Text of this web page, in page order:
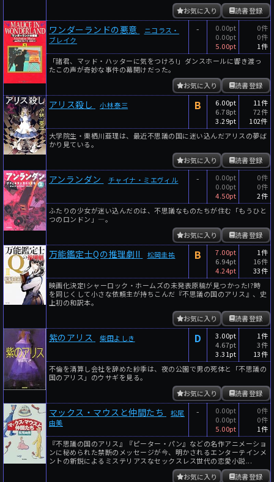
読書登録
お気に入り
ワンダーランドの悪意
ニコラス・
ブレイク
-
0.00pt
0.00pt
5.00pt
0件
0件
1件
「諸君、マッド・ハッターに気をつけろ!」ダンスホールに響き渡っ
たこの声が奇妙な事件の幕開けだった。
読書登録
お気に入り
アリス殺し 小林泰三 B
6.00pt
6.78pt
3.29pt
11件
72件
102件
大学院生・栗栖川亜理は、最近不思議の国に迷い込んだアリスの夢ば
かり見ている。
読書登録
お気に入り
アンランダン チャイナ・ミエヴィル -
0.00pt
0.00pt
4.50pt
0件
0件
2件
ふたりの少女が迷い込んだのは、不思議なものたちが住む「もうひと
つのロンドン」―。
読書登録
お気に入り
万能鑑定士Qの推理劇II 松岡圭祐 B
7.00pt
6.94pt
4.24pt
1件
16件
33件
映画化決定!シャーロック・ホームズの未発表原稿が見つかった!?時
を同じくして小さな依頼主が持ちこんだ『不思議の国のアリス』、史
上初の和訳本。
読書登録
お気に入り
紫のアリス 柴田よしき D
3.00pt
4.67pt
3.31pt
1件
3件
13件
不倫を清算し会社を辞めた紗季は、夜の公園で男の死体と「不思議の
国のアリス」のウサギを見る。
読書登録
お気に入り
マックス・マウスと仲間たち
松尾
由美
-
0.00pt
0.00pt
5.00pt
0件
0件
1件
『不思議の国のアリス』『ピーター・パン』などの名作アニメーショ
ンに秘められた禁断のメッセージが今、明かされるエンターテインメ
ントの新鋭によるミステリアスなセックスレス世代の恋愛小説...
読書登録
お気に入り